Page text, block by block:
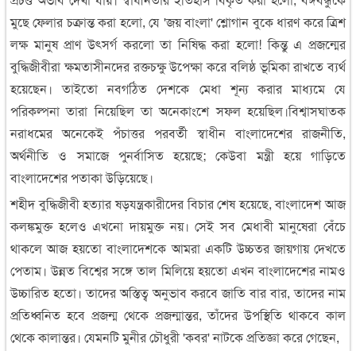
মুছে ফেলার চক্রান্ত করা হলো, যে 'জয় বাংলা' শ্লোগান বুকে ধারণ করে ত্রিশ
লক্ষ মানুষ প্রাণ উৎসর্গ করলো তা নিষিদ্ধ করা হলো! কিন্তু এ প্রজন্মের
বুদ্ধিজীবীরা ক্ষমতাসীনদের রক্তচক্ষু উপেক্ষা করে বলিষ্ঠ ভূমিকা রাখতে ব্যর্থ
হয়েছেন। তাইতো নবগঠিত দেশকে মেধা শূন্য করার মাধ্যমে যে
পরিকল্পনা তারা নিয়েছিল তা অনেকাংশে সফল হয়েছিল।বিশ্বাসঘাতক
নরাধমের অনেকেই পঁচাত্তর পরবর্তী স্বাধীন বাংলাদেশের রাজনীতি,
অর্থনীতি ও সমাজে পুনর্বাসিত হয়েছে; কেউবা মন্ত্রী হয়ে গাড়িতে
বাংলাদেশের পতাকা উড়িয়েছে।
শহীদ বুদ্ধিজীবী হত্যার ষড়যন্ত্রকারীদের বিচার শেষ হয়েছে, বাংলাদেশ আজ
কলঙ্কমুক্ত হলেও এখনো দায়মুক্ত নয়। সেই সব মেধাবী মানুষেরা বেঁচে
থাকলে আজ হয়তো বাংলাদেশকে আমরা একটি উচ্চতর জায়গায় দেখতে
পেতাম। উন্নত বিশ্বের সঙ্গে তাল মিলিয়ে হয়তো এখন বাংলাদেশের নামও
উচ্চারিত হতো। তাদের অস্তিত্ব অনুভাব করবে জাতি বার বার, তাদের নাম
প্রতিধ্বনিত হবে প্রজন্ম থেকে প্রজন্মান্তর, তাঁদের উপস্থিতি থাকবে কাল
থেকে কালান্তর। যেমনটি মুনীর চৌধুরী 'কবর' নাটকে প্রতিজ্ঞা করে গেছেন,